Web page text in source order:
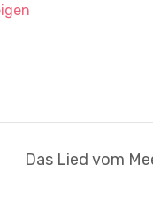
Das Lied vom